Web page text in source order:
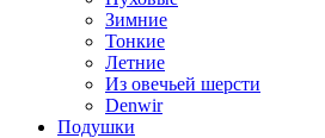
Зимние
Тонкие
Летние
Из овечьей шерсти
Denwir
Подушки